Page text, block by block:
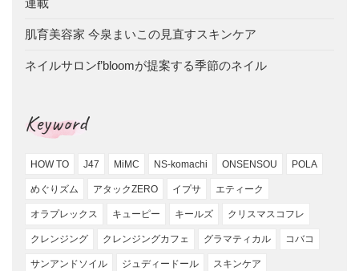
連載
肌育美容家 今泉まいこの見直すスキンケア
ネイルサロンf’bloomが提案する季節のネイル
Keyword
HOW TO J47 MiMC NS-komachi ONSENSOU POLA
めぐりズム アタックZERO イプサ エティーク
オラプレックス キューピー キールズ クリスマスコフレ
クレンジング クレンジングカフェ グラマティカル コバコ
サンアンドソイル ジュディードール スキンケア